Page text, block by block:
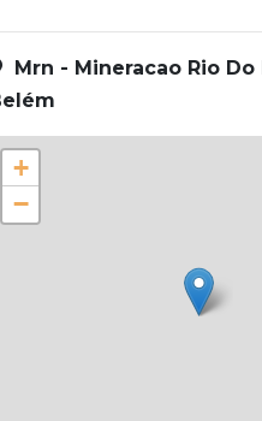
Mrn - Mineracao Rio Do
+
−